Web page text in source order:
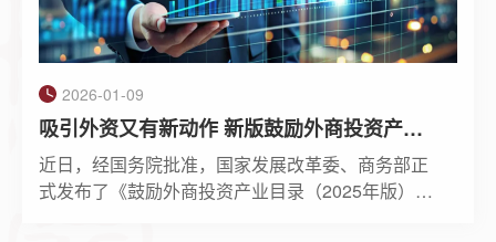
2026-01-09
吸引外资又有新动作 新版鼓励外商投资产业目录发布
近日，经国务院批准，国家发展改革委、商务部正
式发布了《鼓励外商投资产业目录（2025年版）》